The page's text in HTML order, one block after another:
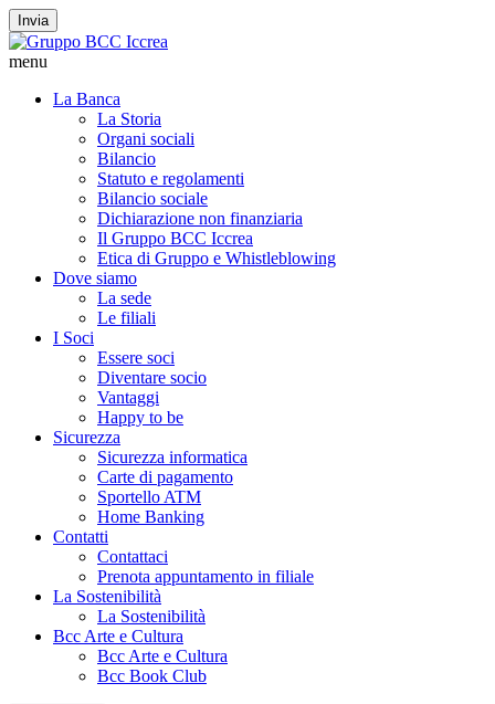
Invia
menu
La Banca
La Storia
Organi sociali
Bilancio
Statuto e regolamenti
Bilancio sociale
Dichiarazione non finanziaria
Il Gruppo BCC Iccrea
Etica di Gruppo e Whistleblowing
Dove siamo
La sede
Le filiali
I Soci
Essere soci
Diventare socio
Vantaggi
Happy to be
Sicurezza
Sicurezza informatica
Carte di pagamento
Sportello ATM
Home Banking
Contatti
Contattaci
Prenota appuntamento in filiale
La Sostenibilità
La Sostenibilità
Bcc Arte e Cultura
Bcc Arte e Cultura
Bcc Book Club